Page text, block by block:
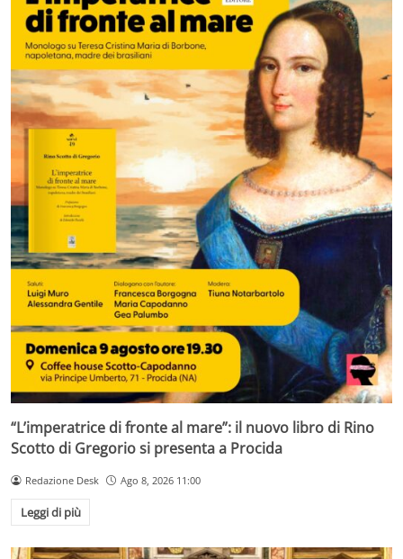
“L’imperatrice di fronte al mare”: il nuovo libro di Rino
Scotto di Gregorio si presenta a Procida
Redazione Desk Ago 8, 2026 11:00
Leggi di più